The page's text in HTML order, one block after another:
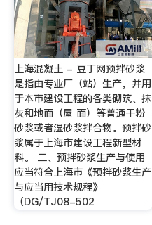
上海混凝土 - 豆丁网预拌砂浆
是指由专业厂（站）生产，并用
于本市建设工程的各类砌筑、抹
灰和地面（屋 面）等普通干粉
砂浆或者湿砂浆拌合物。预拌砂
浆属于上海市建设工程新型材
料。 二、预拌砂浆生产与使用
应当符合上海市《预拌砂浆生产
与应当用技术规程》
（DG/TJ08-502